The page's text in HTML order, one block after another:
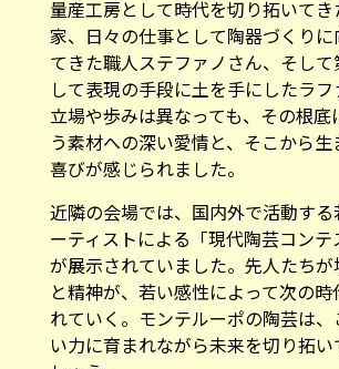
家、日々の仕事として陶器づくりに
てきた職人ステファノさん、そし
して表現の手段に土を手にしたラフ
立場や歩みは異なっても、その根底
う素材への深い愛情と、そこから生
喜びが感じられました。
ーティストによる「現代陶芸コン
が展示されていました。先人たちが
と精神が、若い感性によって次の時
れていく。モンテルーポの陶芸は、
い力に育まれながら未来を切り拓い
しょう。